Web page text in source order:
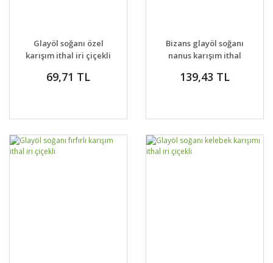
Glayöl soğanı özel
karışım ithal iri çiçekli
69,71 TL
Bizans glayöl soğanı
nanus karışım ithal
139,43 TL